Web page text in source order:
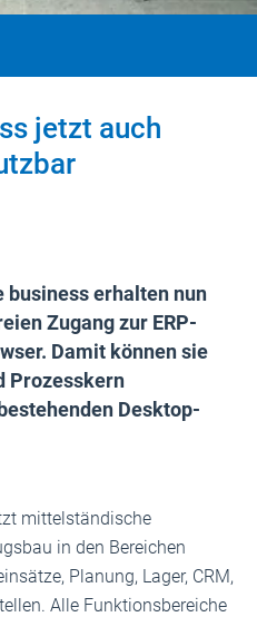
jetzt auch
business erhalten nun
Zugang zur ERP-
Damit können sie
Prozesskern
Desktop-
mittelständische
in den Bereichen
Planung, Lager, CRM,
Alle Funktionsbereiche